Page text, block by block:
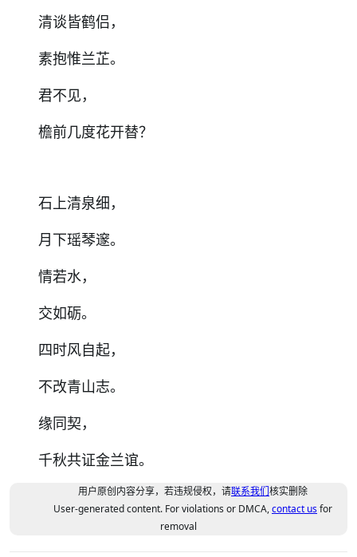
清谈皆鹤侣，
素抱惟兰芷。
君不见，
檐前几度花开替？
石上清泉细，
月下瑶琴邃。
情若水，
交如砺。
四时风自起，
不改青山志。
缘同契，
千秋共证金兰谊。
用户原创内容分享，若违规侵权，请联系我们核实删除
User-generated content. For violations or DMCA,contact usfor
removal